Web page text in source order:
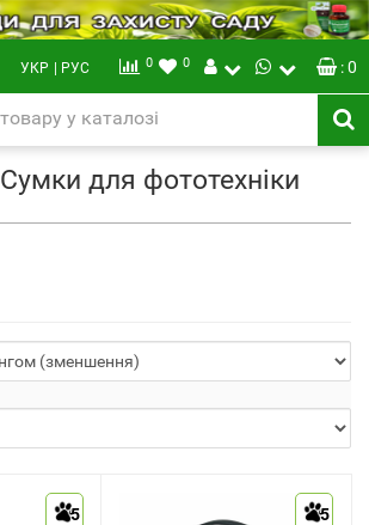
УКР | РУС 0 0 : 0
Сумки для фототехніки
5 5